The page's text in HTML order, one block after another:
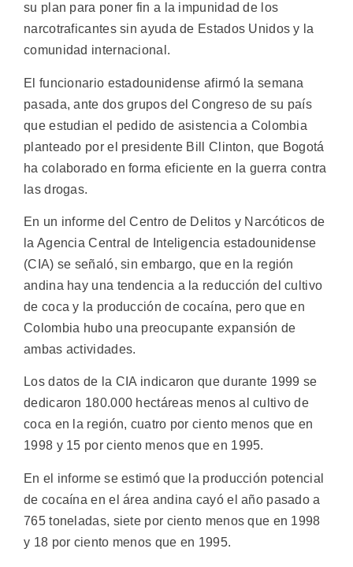
su plan para poner fin a la impunidad de los
narcotraficantes sin ayuda de Estados Unidos y la
comunidad internacional.
El funcionario estadounidense afirmó la semana
pasada, ante dos grupos del Congreso de su país
que estudian el pedido de asistencia a Colombia
planteado por el presidente Bill Clinton, que Bogotá
ha colaborado en forma eficiente en la guerra contra
las drogas.
En un informe del Centro de Delitos y Narcóticos de
la Agencia Central de Inteligencia estadounidense
(CIA) se señaló, sin embargo, que en la región
andina hay una tendencia a la reducción del cultivo
de coca y la producción de cocaína, pero que en
Colombia hubo una preocupante expansión de
ambas actividades.
Los datos de la CIA indicaron que durante 1999 se
dedicaron 180.000 hectáreas menos al cultivo de
coca en la región, cuatro por ciento menos que en
1998 y 15 por ciento menos que en 1995.
En el informe se estimó que la producción potencial
de cocaína en el área andina cayó el año pasado a
765 toneladas, siete por ciento menos que en 1998
y 18 por ciento menos que en 1995.